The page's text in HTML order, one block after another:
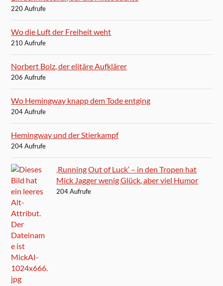
220 Aufrufe
Wo die Luft der Freiheit weht
210 Aufrufe
Norbert Bolz, der elitäre Aufklärer
206 Aufrufe
Wo Hemingway knapp dem Tode entging
204 Aufrufe
Hemingway und der Stierkampf
204 Aufrufe
‚Running Out of Luck‘ – in den Tropen hat
Mick Jagger wenig Glück, aber viel Humor
204 Aufrufe